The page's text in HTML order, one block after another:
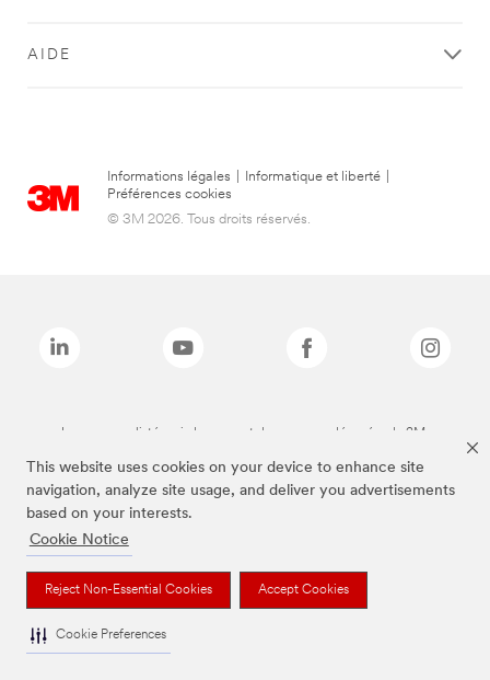
This website uses cookies on your device to enhance site
navigation, analyze site usage, and deliver you advertisements
based on your interests.
Cookie Notice
Reject Non-Essential Cookies Accept Cookies
Cookie Preferences
AIDE
Informations légales Informatique et liberté
Préférences cookies
© 3M 2026. Tous droits réservés.
Les marques listées ci-dessus sont des marques déposées de 3M.